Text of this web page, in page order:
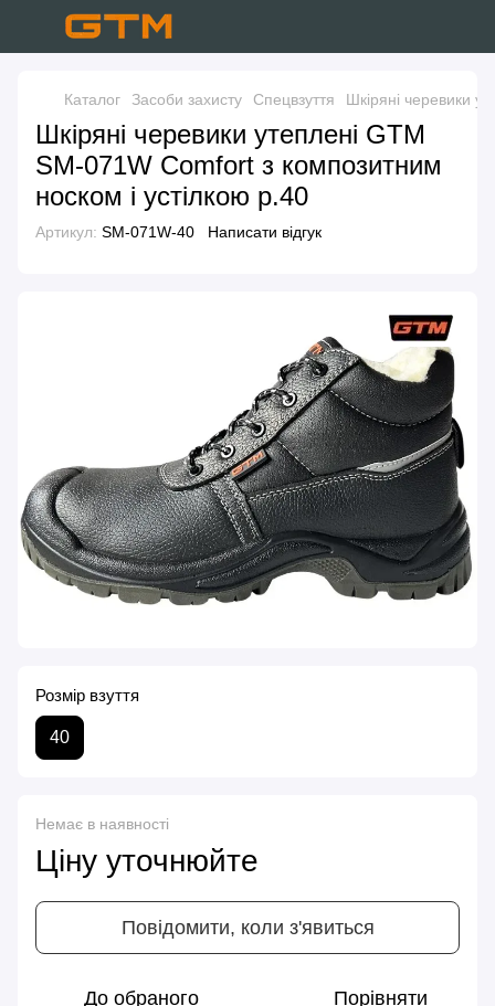
Каталог Засоби захисту Спецвзуття Шкіряні черевики
Шкіряні черевики утеплені GTM
SM-071W Comfort з композитним
носком і устілкою р.40
Артикул: SM-071W-40 Написати відгук
Розмір взуття
40
Немає в наявності
Ціну уточнюйте
Повідомити, коли з'явиться
До обраного Порівняти